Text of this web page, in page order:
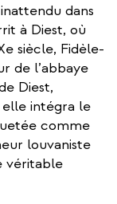
dans
à Diest, où
siècle, Fidèle-
de l’abbaye
Diest,
elle intégra le
comme
louvaniste
véritable